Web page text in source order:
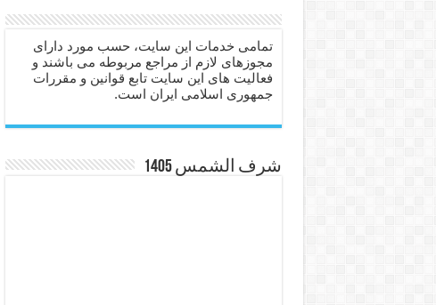
دعای مجرب برای رفع گرفتاری –
دعا برای عاشق شدن طرف مقابل
دعای حفظ جان عزیزان از بلا در
انواع ذکرهای الهی و خواص آن –
دعای روزی و رفع فقر – دعای
دعای قوی برای حاجات دنیا و
ختم سوره تکاثر برای جذب ثروت
دعا قدرت و توانمندی – دعا برای
تمامی خدمات این سایت، حسب مورد دارای
مجوزهای لازم از مراجع مربوطه می باشند و
فعالیت های این سایت تابع قوانین و مقررات
جمهوری اسلامی ایران است.
شرف الشمس 1405